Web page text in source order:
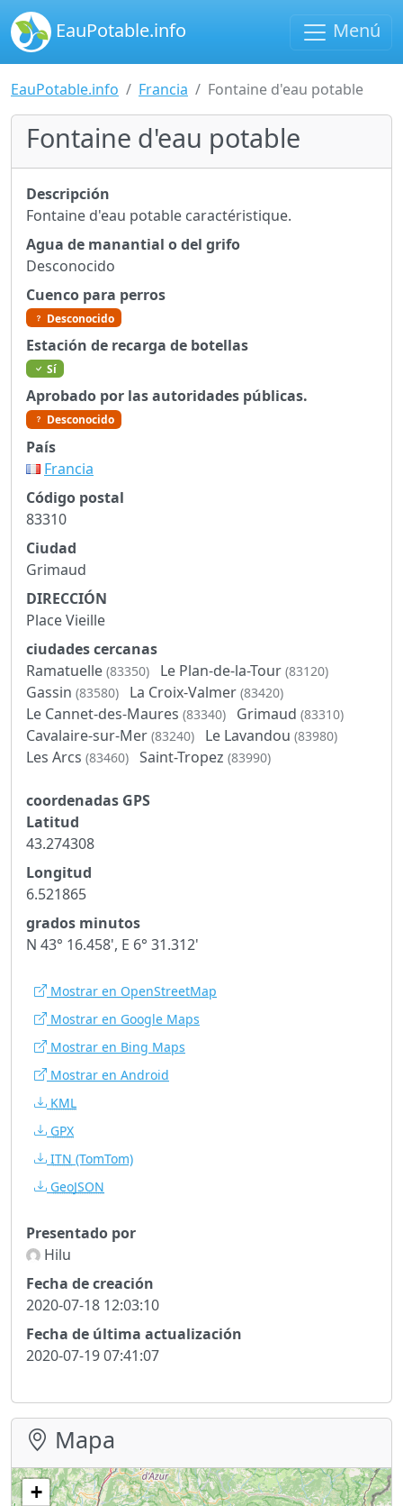
EauPotable.info Menú
EauPotable.info Francia Fontaine d'eau potable
Fontaine d'eau potable
Descripción
Fontaine d'eau potable caractéristique.
Agua de manantial o del grifo
Desconocido
Cuenco para perros
Desconocido
Estación de recarga de botellas
Sí
Aprobado por las autoridades públicas.
Desconocido
País
Francia
Código postal
83310
Ciudad
Grimaud
DIRECCIÓN
Place Vieille
ciudades cercanas
Ramatuelle (83350) Le Plan-de-la-Tour (83120)
Gassin (83580) La Croix-Valmer (83420)
Le Cannet-des-Maures (83340) Grimaud (83310)
Cavalaire-sur-Mer (83240) Le Lavandou (83980)
Les Arcs (83460) Saint-Tropez (83990)
coordenadas GPS
Latitud
43.274308
Longitud
6.521865
grados minutos
N 43° 16.458', E 6° 31.312'
Mostrar en OpenStreetMap
Mostrar en Google Maps
Mostrar en Bing Maps
Mostrar en Android
KML
GPX
ITN (TomTom)
GeoJSON
Presentado por
Hilu
Fecha de creación
2020-07-18 12:03:10
Fecha de última actualización
2020-07-19 07:41:07
Mapa
+